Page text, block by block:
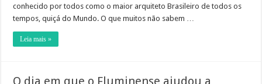
conhecido por todos como o maior arquiteto Brasileiro de todos os
tempos, quiçá do Mundo. O que muitos não sabem …
Leia mais »
O dia em que o Fluminense ajudou a